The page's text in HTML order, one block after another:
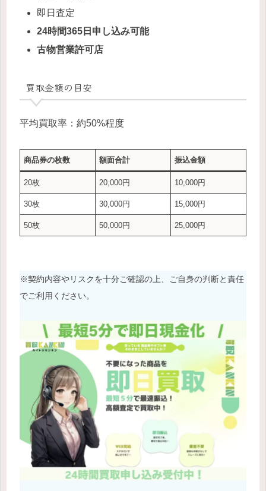
即日査定
24時間365日申し込み可能
古物営業許可店
買取金額の目安
平均買取率：約50%程度
商品券の枚数 額面合計 振込金額
20枚 20,000円 10,000円
30枚 30,000円 15,000円
50枚 50,000円 25,000円
※契約内容やリスクを十分ご確認の上、ご自身の判断と責任
でご利用ください。